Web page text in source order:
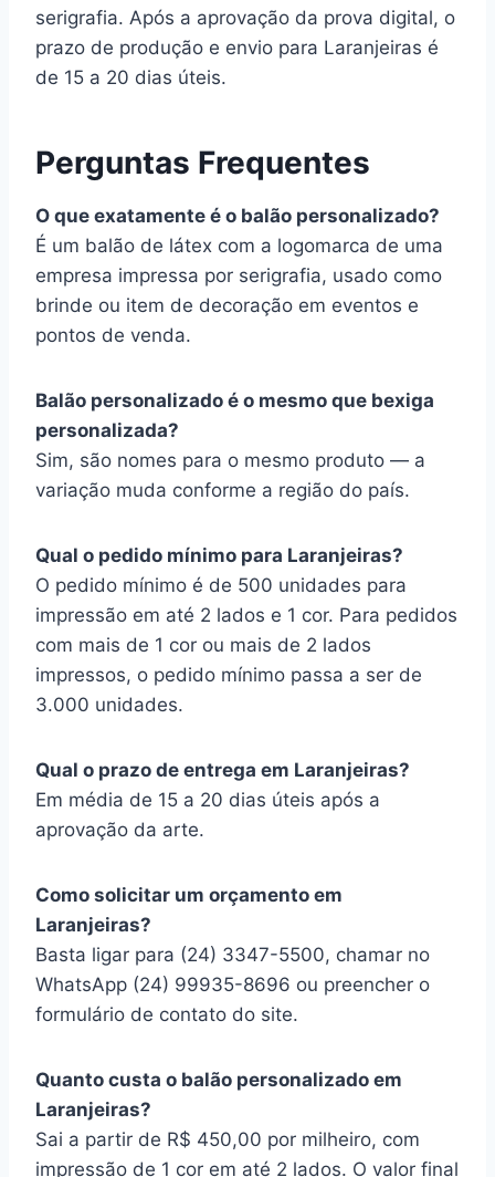
serigrafia. Após a aprovação da prova digital, o
prazo de produção e envio para Laranjeiras é
de 15 a 20 dias úteis.
Perguntas Frequentes
O que exatamente é o balão personalizado?
É um balão de látex com a logomarca de uma
empresa impressa por serigrafia, usado como
brinde ou item de decoração em eventos e
pontos de venda.
Balão personalizado é o mesmo que bexiga
personalizada?
Sim, são nomes para o mesmo produto — a
variação muda conforme a região do país.
Qual o pedido mínimo para Laranjeiras?
O pedido mínimo é de 500 unidades para
impressão em até 2 lados e 1 cor. Para pedidos
com mais de 1 cor ou mais de 2 lados
impressos, o pedido mínimo passa a ser de
3.000 unidades.
Qual o prazo de entrega em Laranjeiras?
Em média de 15 a 20 dias úteis após a
aprovação da arte.
Como solicitar um orçamento em
Laranjeiras?
Basta ligar para (24) 3347-5500, chamar no
WhatsApp (24) 99935-8696 ou preencher o
formulário de contato do site.
Quanto custa o balão personalizado em
Laranjeiras?
Sai a partir de R$ 450,00 por milheiro, com
impressão de 1 cor em até 2 lados. O valor final